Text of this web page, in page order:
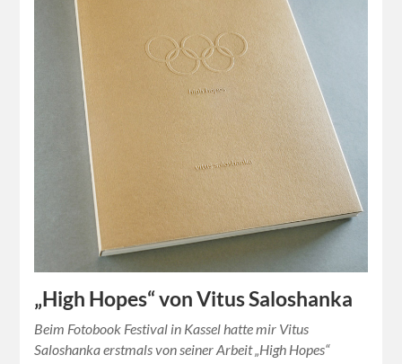
„High Hopes“ von Vitus Saloshanka
Beim Fotobook Festival in Kassel hatte mir Vitus
Saloshanka erstmals von seiner Arbeit „High Hopes“